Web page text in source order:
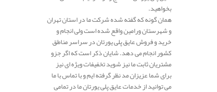
بخواهید.
همان گونه که گفته شده شرکت ما در استان تهران
و شهرستان ورامین واقع شده است ولی انجام و
خرید و فروش عایق پلی یورتان در سراسر مناطق
کشور انجام می دهد. شایان ذکر است که اگر جزو
مشتریان ثابت ما نیز شوید تخفیفات ویژه ای نیز
برای شما عزیزان مد نظر گرفته ایم و با تماس با ما
می توانید از خدمات عایق پلی یورتان ما در تمامی